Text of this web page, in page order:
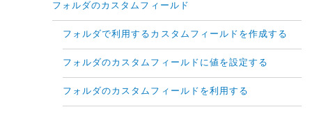
フォルダのカスタムフィールド
フォルダで利用するカスタムフィールドを作成する
フォルダのカスタムフィールドに値を設定する
フォルダのカスタムフィールドを利用する